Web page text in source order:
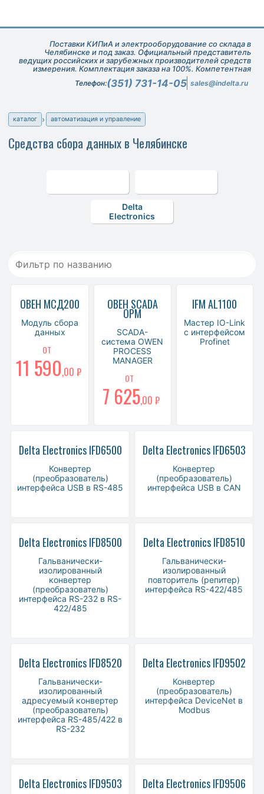
Поставки КИПиА и электрооборудование со склада в
Челябинске и под заказ. Официальный представитель
ведущих российских и зарубежных производителей средств
измерения. Комплектация заказа на 100%. Компетентная
техническая поддержка при подборе оборудования.
Телефон:(351) 731-14-05 sales@indelta.ru
каталог автоматизация и управление
Средства сбора данных в Челябинске
Delta
Electronics
ОВЕН МСД200
Модуль сбора
данных
ОТ
11 590,00 ₽
ОВЕН SCADA
OPM
SCADA-
система OWEN
PROCESS
MANAGER
ОТ
7 625,00 ₽
IFM AL1100
Мастер IO-Link
с интерфейсом
Profinet
Delta Electronics IFD6500
Конвертер
(преобразователь)
интерфейса USB в RS-485
Delta Electronics IFD6503
Конвертер
(преобразователь)
интерфейса USB в CAN
Delta Electronics IFD8500
Гальванически-
изолированный
конвертер
(преобразователь)
интерфейса RS-232 в RS-
422/485
Delta Electronics IFD8510
Гальванически-
изолированный
повторитель (репитер)
интерфейса RS-422/485
Delta Electronics IFD8520
Гальванически-
изолированный
адресуемый конвертер
(преобразователь)
интерфейса RS-485/422 в
RS-232
Delta Electronics IFD9502
Конвертер
(преобразователь)
интерфейса DeviceNet в
Modbus
Delta Electronics IFD9503 Delta Electronics IFD9506